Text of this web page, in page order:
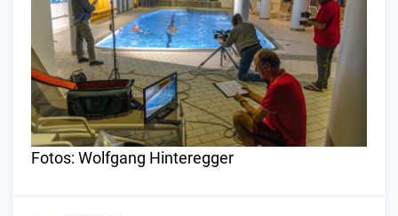
Fotos: Wolfgang Hinteregger